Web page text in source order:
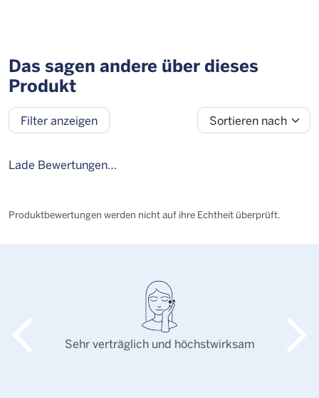
Das sagen andere über dieses
Produkt
Filter anzeigen Sortieren nach
Lade Bewertungen…
Produktbewertungen werden nicht auf ihre Echtheit überprüft.
Sehr verträglich und höchstwirksam